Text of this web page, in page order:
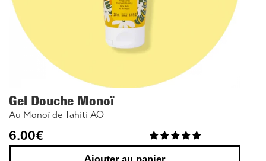
Gel Douche Monoï
Au Monoï de Tahiti AO
6.00€
Ajouter au panier